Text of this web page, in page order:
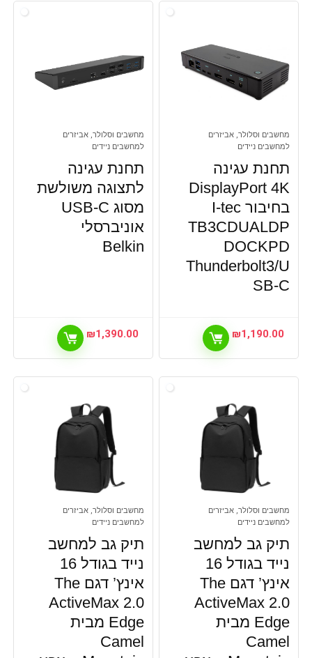
מחשבים וסלולר, אביזרים
למחשבים ניידים
תחנת עגינה
DisplayPort 4K
בחיבור I-tec
TB3CDUALDP
DOCKPD
Thunderbolt3/U
SB-C
₪1,190.00
מחשבים וסלולר, אביזרים
למחשבים ניידים
תחנת עגינה
לתצוגה משולשת
מסוג USB-C
אוניברסלי
Belkin
₪1,390.00
מחשבים וסלולר, אביזרים
למחשבים ניידים
תיק גב למחשב
נייד בגודל 16
אינץ’ דגם The
ActiveMax 2.0
Edge מבית
Camel
מחשבים וסלולר, אביזרים
למחשבים ניידים
תיק גב למחשב
נייד בגודל 16
אינץ’ דגם The
ActiveMax 2.0
Edge מבית
Camel